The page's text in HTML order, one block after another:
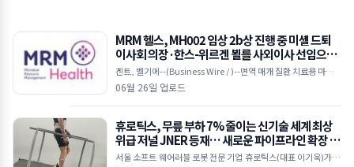
MRM 헬스, MH002 임상 2b상 진행 중 미셸 드퇴
이사회 의장·한스-위르겐 뵐를 사외이사 선임으로
이사회 강화
겐트, 벨기에--(Business Wire / )--면역 매개 질환 치료용 마이크
로바이옴 기반 치료제를 개발 중인 임상 단계 바이오텍인 MRM 헬
06월 26일 업로드
휴로틱스, 무릎 부하 7% 줄이는 신기술 세계 최상
위급 저널 JNER 등재… 새로운 파이프라인 확장 시
동
서울 소프트 웨어러블 로봇 전문 기업 휴로틱스(대표 이기욱)가 개